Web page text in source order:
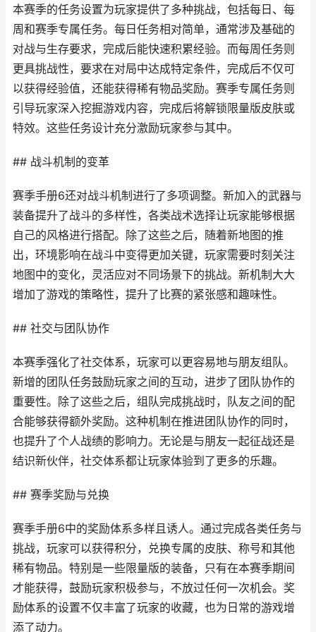
本赛季的任务设置为玩家提供了多种挑战，包括每日、每
周和赛季专属任务。每日任务相对简单，通常涉及基础的
对战与生存要求，完成后能快速积累经验。而每周任务则
更具挑战性，要求在对局中达成特定条件，完成后不仅可
以获得经验值，还能获得稀有物品奖励。赛季专属任务则
引导玩家深入挖掘游戏内容，完成后将解锁限量版皮肤或
特效。这些任务设计充分激励玩家参与其中。
## 战斗机制的变革
赛季手册6还对战斗机制进行了多项调整。新加入的武器与
装备提升了战斗的多样性，各类战术选择让玩家能够根据
自己的风格进行搭配。除了这些之后，随着新地图的推
出，环境影响在战斗中变得更加关键，玩家需要时刻关注
地图中的变化，灵活应对不同场景下的挑战。新机制大大
增加了游戏的策略性，提升了比赛的紧张感和趣味性。
## 社交与团队协作
本赛季强化了社交体系，玩家可以更容易地与朋友组队。
新增的团队任务鼓励玩家之间的互动，进步了团队协作的
重要性。除了这些之后，组队完成挑战时，队友之间的配
合能够获得额外奖励。这种机制在推进团队协作的同时，
也提升了个人战绩的影响力。无论是与朋友一起征战还是
结识新伙伴，社交体系都让玩家体验到了更多的乐趣。
## 赛季奖励与兑换
赛季手册6中的奖励体系多样且诱人。通过完成各类任务与
挑战，玩家可以获得积分，兑换专属的皮肤、称号和其他
稀有物品。特别是一些限量版的装备，只有在本赛季期间
才能获得，鼓励玩家积极参与，不放过任何一次机会。奖
励体系的设置不仅丰富了玩家的收藏，也为日常的游戏增
添了动力。